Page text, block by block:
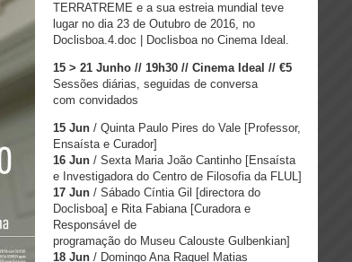
TERRATREME e a sua estreia mundial teve
lugar no dia 23 de Outubro de 2016, no
Doclisboa.4.doc | Doclisboa no Cinema Ideal.
15 > 21 Junho // 19h30 // Cinema Ideal // €5
Sessões diárias, seguidas de conversa
com convidados
15 Jun / Quinta​ Paulo Pires do Vale [Professor,
Ensaísta e Curador]
16 Jun / Sexta ​Maria João Cantinho [Ensaísta
e Investigadora do Centro de Filosofia da FLUL]
17 Jun / Sábado Cíntia Gil [directora do
Doclisboa] e Rita Fabiana [Curadora e
Responsável de
programação do Museu Calouste Gulbenkian]
18 Jun / Domingo ​Ana Raquel Matias